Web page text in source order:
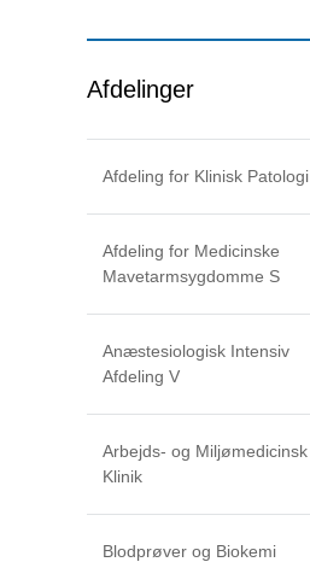
Afdelinger
Afdeling for Klinisk Patologi
Afdeling for Medicinske
Mavetarmsygdomme S
Anæstesiologisk Intensiv
Afdeling V
Arbejds- og Miljømedicinsk
Klinik
Blodprøver og Biokemi